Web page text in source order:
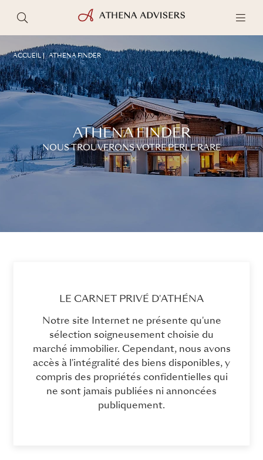
ACCUEIL ATHENA FINDER
ATHENA FINDER
NOUS TROUVERONS VOTRE PERLE RARE
LE CARNET PRIVÉ D'ATHÉNA
Notre site Internet ne présente qu'une
sélection soigneusement choisie du
marché immobilier. Cependant, nous avons
accès à l'intégralité des biens disponibles, y
compris des propriétés confidentielles qui
ne sont jamais publiées ni annoncées
publiquement.